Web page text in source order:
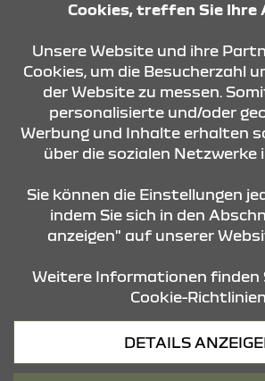
KONTAKT & ANFAHRT
ÖFFNUNGSZEITEN
STANDORTE
Cookies, treffen Sie Ihre
Unsere Website und ihre
Cookies, um die Besucherzahl
der Website zu messen.
personalisierte und/oder
Werbung und Inhalte erhalten
über die sozialen Netzwerke
Sie können die Einstellungen
indem Sie sich in den
anzeigen" auf unserer
Weitere Informationen finden
Cookie-
DETAILS